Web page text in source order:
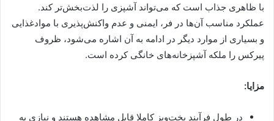
با ظاهری جذاب است که می‌تواند آشپزی را لذت‌بخش‌تر کند.
عملکرد مناسب آن‌ها در فر، ایمنی و عدم واکنش‌پذیری با موادغذایی
و بسیاری از موارد دیگر در ادامه به آن اشاره می‌شود، ظروف
پیرکس را ملکه آشپزخانه‌های خانگی کرده است.
مزایا:
در طول فرآیند پخت‌وپز کاملا قابل مشاهده هستند و نیازی به